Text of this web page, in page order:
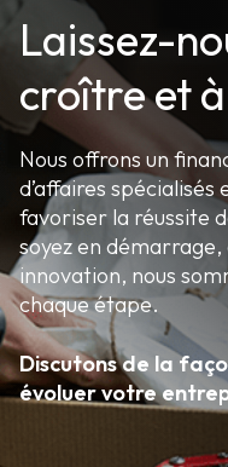
Laissez-
croître et
Nous offrons un
d’affaires
favoriser la réussite
soyez en démarrage,
innovation, nous
chaque étape.
Discutons de la
évoluer votre